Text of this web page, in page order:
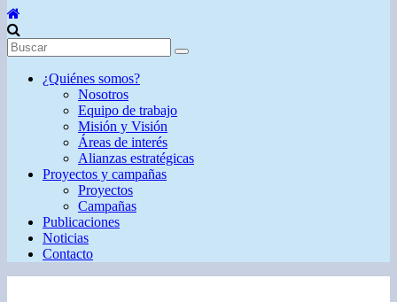
¿Quiénes somos?
Nosotros
Equipo de trabajo
Misión y Visión
Áreas de interés
Alianzas estratégicas
Proyectos y campañas
Proyectos
Campañas
Publicaciones
Noticias
Contacto